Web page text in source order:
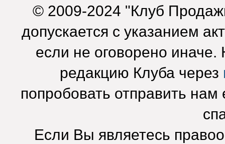
© 2009-2024 "Клуб
допускается с указанием
если не оговорено
редакцию Клуба через
попробовать отправить нам
Если Вы являетесь